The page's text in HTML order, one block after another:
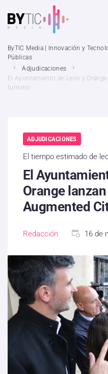
ByTIC Media | Innovación y
Públicas
Adjudicaciones
El Ayuntamiento de León y
turismo
ADJUDICACIONES
El tiempo estimado de
El
Orange
Augmented
Redacción 16 de